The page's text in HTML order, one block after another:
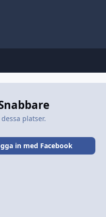
platser.
in med Facebook